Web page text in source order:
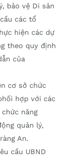
bảo vệ Di sản
các tổ
hiện các dự
theo quy định
của
cơ sở chức
hợp với các
năng
quản lý,
An.
cầu UBND